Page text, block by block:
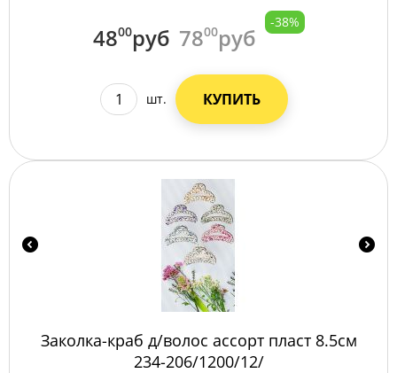
4800руб 7800руб
-38%
шт. КУПИТЬ
Заколка-краб д/волос ассорт пласт 8.5см
234-206/1200/12/